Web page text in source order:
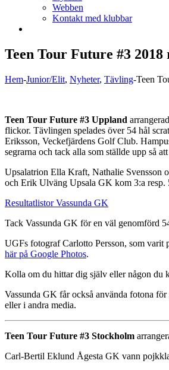
Webben
Kontakt med klubbar
Teen Tour Future #3 2018
Hem-Junior/Elit, Nyheter, Tävling-Teen
Teen Tour Future #3 Uppland
flickor. Tävlingen spelades över 54 hål
Eriksson, Veckefjärdens Golf Club.
segrarna och tack alla som ställde upp så
Upsalatrion Ella Kraft, Nathalie Svensson
och Erik Ulväng Upsala GK kom 3:a resp.
Resultatlistor Vassunda GK
Tack Vassunda GK för en väl genomförd
UGFs fotograf Carlotto Persson, som varit
här på Google Photos.
Kolla om du hittar dig själv eller någon du
Vassunda GK får också använda fotona
eller i andra media.
Teen Tour Future #3 Stockholm
Carl-Bertil Eklund Ågesta GK vann